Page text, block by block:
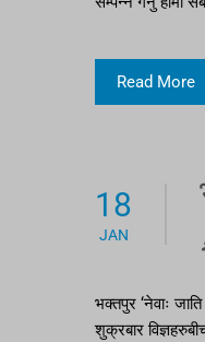
Read More
18
JAN
भक्तपुर ‘नेवाः
शुक्रबार